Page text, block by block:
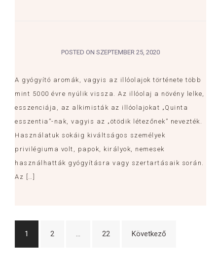
POSTED ON SZEPTEMBER 25, 2020
A gyógyító aromák, vagyis az illóolajok története több
mint 5000 évre nyúlik vissza. Az illóolaj a növény lelke,
esszenciája, az alkimisták az illóolajokat „Quinta
esszentia”-nak, vagyis az „ötödik létezőnek” nevezték.
Használatuk sokáig kiváltságos személyek
privilégiuma volt, papok, királyok, nemesek
használhatták gyógyításra vagy szertartásaik során.
Az […]
Bejegyzések
lapozása
1 2 … 22 Következő